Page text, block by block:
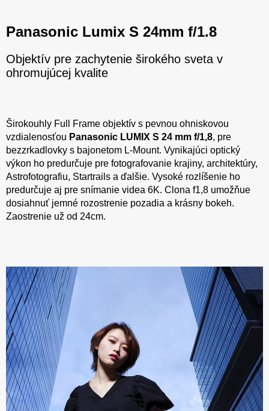
Panasonic Lumix S 24mm f/1.8
Objektív pre zachytenie širokého sveta v
ohromujúcej kvalite
Širokouhly Full Frame objektív s pevnou ohniskovou
vzdialenosťou Panasonic LUMIX S 24 mm f/1,8, pre
bezzrkadlovky s bajonetom L-Mount. Vynikajúci optický
výkon ho predurčuje pre fotografovanie krajiny, architektúry,
Astrofotografiu, Startrails a ďalšie. Vysoké rozlíšenie ho
predurčuje aj pre snímanie videa 6K. Clona f1,8 umožňue
dosiahnuť jemné rozostrenie pozadia a krásny bokeh.
Zaostrenie už od 24cm.